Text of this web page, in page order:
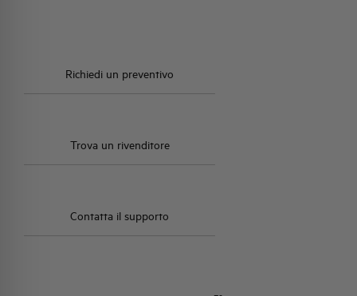
Richiedi un preventivo
Trova un rivenditore
Contatta il supporto